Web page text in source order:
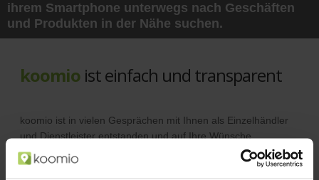
ihrem Smartphone unterwegs nach Geschäften
und Produkten in der Nähe suchen.
koomio ist einfach und transparent
koomio ist in vielen Gesprächen mit Ihnen als Einzelhändler
und Dienstleister entstanden und auf Ihre Wünsche
abgestimmt.